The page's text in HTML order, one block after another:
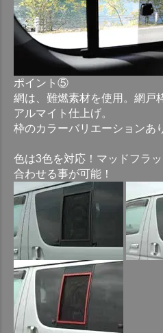
ポイント⑤
網は、難燃素材を使用。網戸
アルマイト仕上げ。
枠のカラーバリエーションあ
色は3色を対応！マッドフラ
合わせる事が可能！